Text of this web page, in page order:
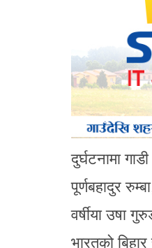
दुर्घटनामा
पूर्णबहादुर
वर्षीया उषा
भारतको